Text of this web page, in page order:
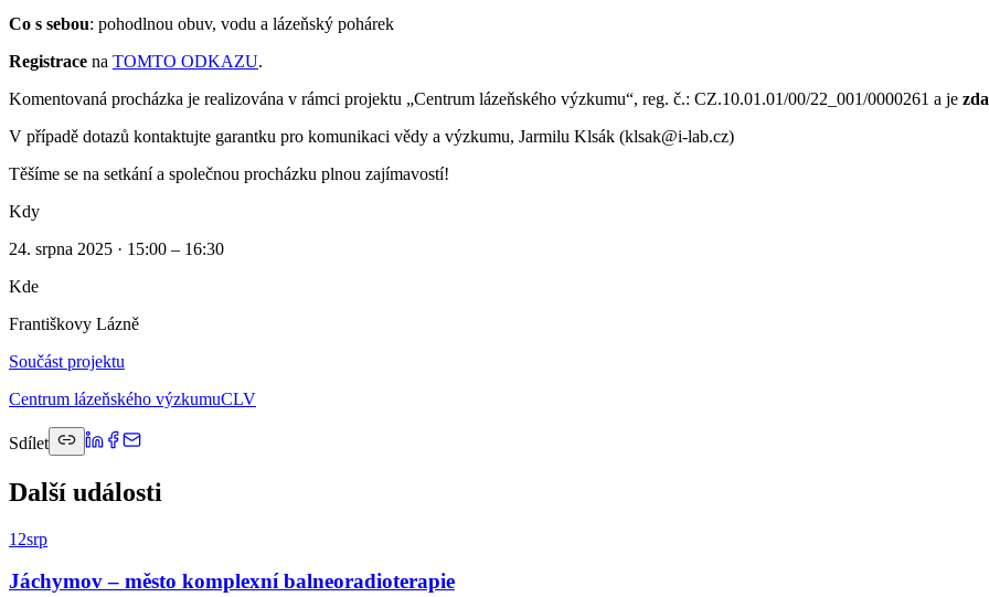
Co s sebou: pohodlnou obuv, vodu a lázeňský pohárek
Registrace na TOMTO ODKAZU.
Komentovaná procházka je realizována v rámci projektu „Centrum lázeňského výzkumu“, reg. č.: CZ.10.01.01/00/22_001/0000261 a je
V případě dotazů kontaktujte garantku pro komunikaci vědy a výzkumu, Jarmilu Klsák (klsak@i-lab.cz)
Těšíme se na setkání a společnou procházku plnou zajímavostí!
Kdy
24. srpna 2025 · 15:00 – 16:30
Kde
Františkovy Lázně
Součást projektu
Centrum lázeňského výzkumuCLV
Sdílet
Další události
12srp
Jáchymov – město komplexní balneoradioterapie